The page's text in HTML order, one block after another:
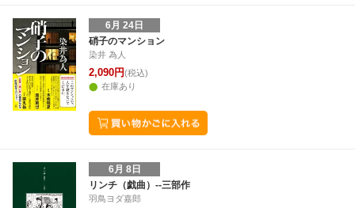
6月 24日
硝子のマンション
染井 為人
2,090円(税込)
在庫あり
6月 8日
リンチ（戯曲）--三部作
羽鳥ヨダ嘉郎